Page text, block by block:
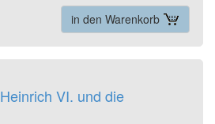
in den Warenkorb
Heinrich VI. und die